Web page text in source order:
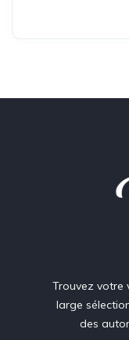
Trouvez votre
large
des